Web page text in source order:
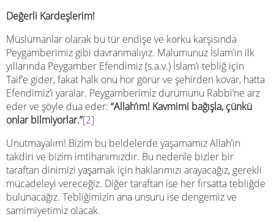
Değerli Kardeşlerim!
Müslümanlar olarak bu tür endişe ve korku karşısında
Peygamberimiz gibi davranmalıyız. Malumunuz İslam’ın ilk
yıllarında Peygamber Efendimiz (s.a.v.) İslam’ı tebliğ için
Taif’e gider, fakat halk onu hor görür ve şehirden kovar, hatta
Efendimiz’i yaralar. Peygamberimiz durumunu Rabbi’ne arz
eder ve şöyle dua eder: “Allah’ım! Kavmimi bağışla, çünkü
onlar bilmiyorlar.”[2]
Unutmayalım! Bizim bu beldelerde yaşamamız Allah’ın
takdiri ve bizim imtihanımızdır. Bu nedenle bizler bir
taraftan dinimizi yaşamak için haklarımızı arayacağız, gerekli
mücadeleyi vereceğiz. Diğer taraftan ise her fırsatta tebliğde
bulunacağız. Tebliğimizin ana unsuru ise dengemiz ve
samimiyetimiz olacak.